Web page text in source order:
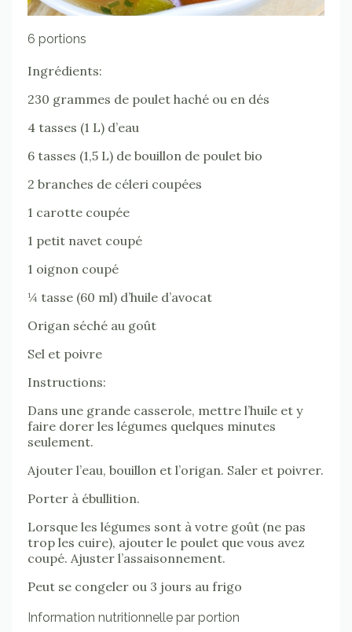
6 portions
Ingrédients:
230 grammes de poulet haché ou en dés
4 tasses (1 L) d’eau
6 tasses (1,5 L) de bouillon de poulet bio
2 branches de céleri coupées
1 carotte coupée
1 petit navet coupé
1 oignon coupé
¼ tasse (60 ml) d’huile d’avocat
Origan séché au goût
Sel et poivre
Instructions:
Dans une grande casserole, mettre l’huile et y
faire dorer les légumes quelques minutes
seulement.
Ajouter l’eau, bouillon et l’origan. Saler et poivrer.
Porter à ébullition.
Lorsque les légumes sont à votre goût (ne pas
trop les cuire), ajouter le poulet que vous avez
coupé. Ajuster l’assaisonnement.
Peut se congeler ou 3 jours au frigo
Information nutritionnelle par portion